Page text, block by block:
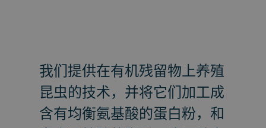
我们提供在有机残留物上养殖
昆虫的技术，并将它们加工成
含有均衡氨基酸的蛋白粉，和